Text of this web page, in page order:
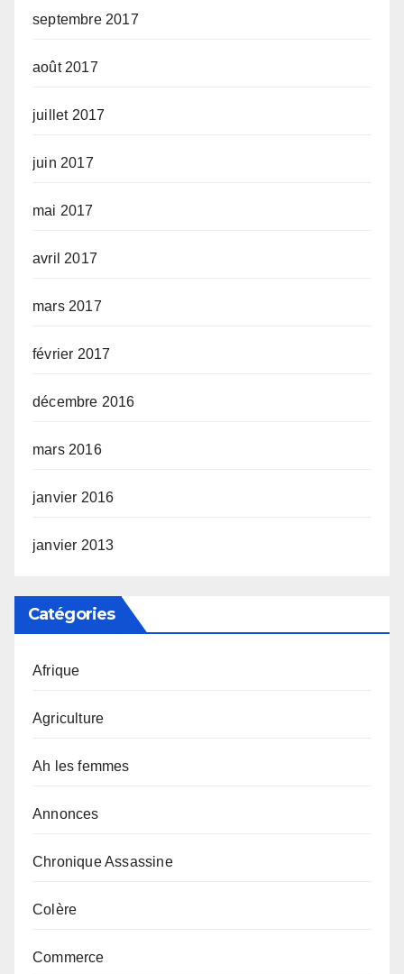
septembre 2017
août 2017
juillet 2017
juin 2017
mai 2017
avril 2017
mars 2017
février 2017
décembre 2016
mars 2016
janvier 2016
janvier 2013
Catégories
Afrique
Agriculture
Ah les femmes
Annonces
Chronique Assassine
Colère
Commerce